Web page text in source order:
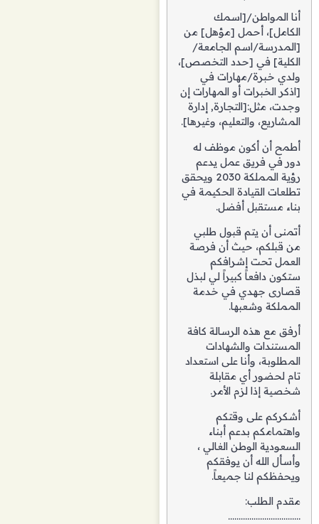
أنا المواطن/[اسمك
الكامل]، أحمل [مؤهل] من
[المدرسة/اسم الجامعة/
الكلية] في [حدد التخصص]،
ولدي خبرة/مهارات في
[اذكر الخبرات أو المهارات إن
وجدت، مثل:[التجارة, إدارة
المشاريع، والتعليم، وغيرها].
أطمح أن أكون موظف له
دور في فريق عمل يدعم
رؤية المملكة 2030 ويحقق
تطلعات القيادة الحكيمة في
بناء مستقبل أفضل.
أتمنى أن يتم قبول طلبي
من قبلكم، حيث أن فرصة
العمل تحت إشرافكم
ستكون دافعاً كبيراً لي لبذل
قصارى جهدي في خدمة
المملكة وشعبها.
أرفق مع هذه الرسالة كافة
المستندات والشهادات
المطلوبة، وأنا على استعداد
تام لحضور أي مقابلة
شخصية إذا لزم الأمر.
أشكركم على وقتكم
واهتمامكم بدعم أبناء
السعودية الوطن الغالي ،
وأسأل الله أن يوفقكم
ويحفظكم لنا جميعاً.
مقدم الطلب:
…………………………….